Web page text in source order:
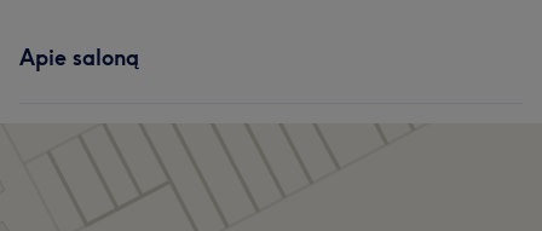
Mūsų klientų nuomonė apie darbuotoją: Deimantė
Apie saloną